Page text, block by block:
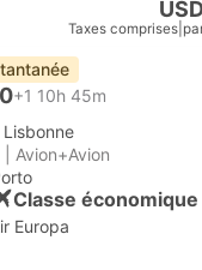
Taxes comprises
+1 10h 45m
Avion+Avion
Classe
Europa